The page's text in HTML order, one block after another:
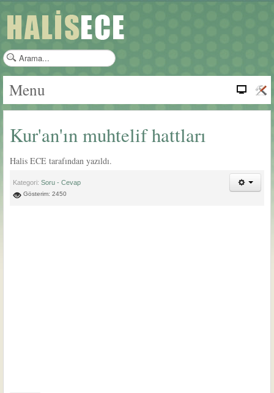
a
a
Menu
Kur'an'ın muhtelif hattları
Halis ECE tarafından yazıldı.
Kategori: Soru - Cevap
Gösterim: 2450